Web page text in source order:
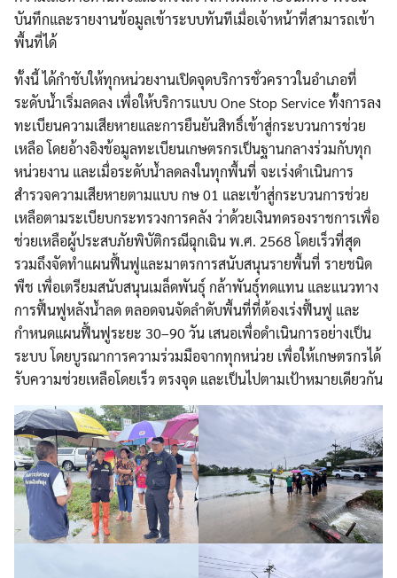
Search
for:
Search
บันทึกและรายงานข้อมูลเข้าระบบทันทีเมื่อเจ้าหน้าที่สามารถเข้า
พื้นที่ได้
ทั้งนี้ ได้กำชับให้ทุกหน่วยงานเปิดจุดบริการชั่วคราวในอำเภอที่
ระดับน้ำเริ่มลดลง เพื่อให้บริการแบบ One Stop Service ทั้งการลง
ทะเบียนความเสียหายและการยืนยันสิทธิ์เข้าสู่กระบวนการช่วย
เหลือ โดยอ้างอิงข้อมูลทะเบียนเกษตรกรเป็นฐานกลางร่วมกับทุก
หน่วยงาน และเมื่อระดับน้ำลดลงในทุกพื้นที่ จะเร่งดำเนินการ
สำรวจความเสียหายตามแบบ กษ 01 และเข้าสู่กระบวนการช่วย
เหลือตามระเบียบกระทรวงการคลัง ว่าด้วยเงินทดรองราชการเพื่อ
ช่วยเหลือผู้ประสบภัยพิบัติกรณีฉุกเฉิน พ.ศ. 2568 โดยเร็วที่สุด
รวมถึงจัดทำแผนฟื้นฟูและมาตรการสนับสนุนรายพื้นที่ รายชนิด
พืช เพื่อเตรียมสนับสนุนเมล็ดพันธุ์ กล้าพันธุ์ทดแทน และแนวทาง
การฟื้นฟูหลังน้ำลด ตลอดจนจัดลำดับพื้นที่ที่ต้องเร่งฟื้นฟู และ
กำหนดแผนฟื้นฟูระยะ 30–90 วัน เสนอเพื่อดำเนินการอย่างเป็น
ระบบ โดยบูรณาการความร่วมมือจากทุกหน่วย เพื่อให้เกษตรกรได้
รับความช่วยเหลือโดยเร็ว ตรงจุด และเป็นไปตามเป้าหมายเดียวกัน